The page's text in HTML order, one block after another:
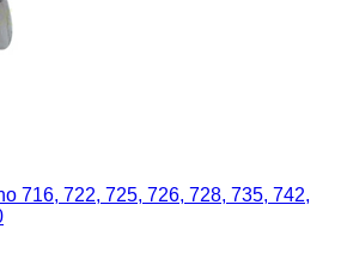
716, 722, 725, 726, 728, 735, 742,